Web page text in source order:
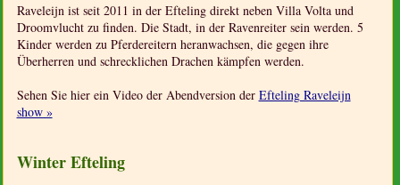
Raveleijn ist seit 2011 in der Efteling direkt neben Villa Volta und
Droomvlucht zu finden. Die Stadt, in der Ravenreiter sein werden. 5
Kinder werden zu Pferdereitern heranwachsen, die gegen ihre
Überherren und schrecklichen Drachen kämpfen werden.
Sehen Sie hier ein Video der Abendversion der Efteling Raveleijn
show »
Winter Efteling